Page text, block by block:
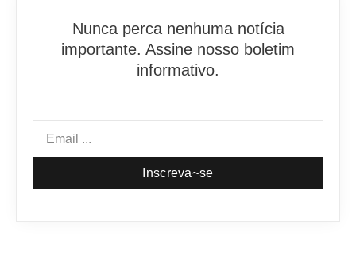
Nunca perca nenhuma notícia
importante. Assine nosso boletim
informativo.
Inscreva~se